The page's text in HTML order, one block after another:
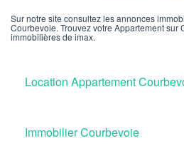
Sur notre site consultez les annonces
Courbevoie. Trouvez votre Appartement
immobilières de imax.
Location Appartement
Immobilier Courbevoie